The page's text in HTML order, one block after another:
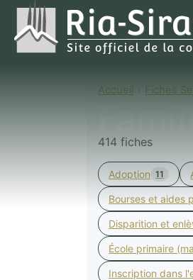
Accueil Fiches
414 fiches
Adoption 11
Bourses et aides
Disparition et
École primaire
Inscription dans